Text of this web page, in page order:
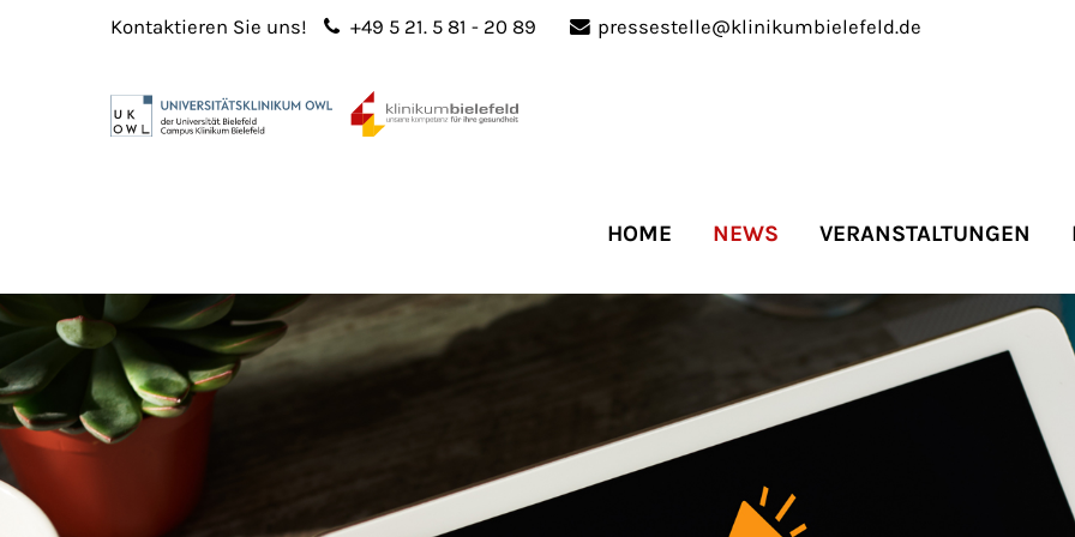
Login
Benutzername
Anmelden
Register
24h/
We offer support for our
customers
Have any questions?
+44 1234 567 890
Drop us a line
info@yourdomain.com
Kontaktieren Sie uns! +49 5 21. 5 81 - 20 89 pressestelle@klinikumbielefeld.de
HOME NEWS VERANSTALTUNGEN